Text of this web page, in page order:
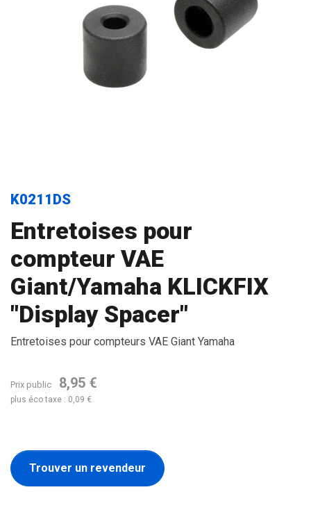
K0211DS
Entretoises pour
compteur VAE
Giant/Yamaha KLICKFIX
"Display Spacer"
Entretoises pour compteurs VAE Giant Yamaha
Prix public 8,95 €
plus éco taxe : 0,09 €
Trouver un revendeur